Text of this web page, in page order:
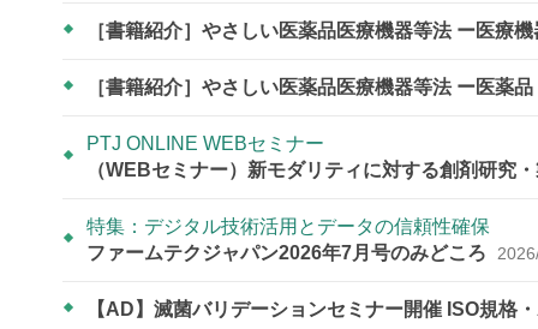
［書籍紹介］やさしい医薬品医療機器等法 ー医
［書籍紹介］やさしい医薬品医療機器等法 ー医
PTJ ONLINE WEBセミナー
（WEBセミナー）新モダリティに対する創剤研究
特集：デジタル技術活用とデータの信頼性確保
ファームテクジャパン2026年7月号のみどころ
【AD】滅菌バリデーションセミナー開催 ISO規